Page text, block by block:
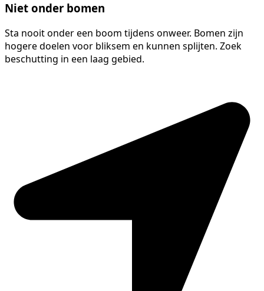
Niet onder bomen
Sta nooit onder een boom tijdens onweer. Bomen zijn
hogere doelen voor bliksem en kunnen splijten. Zoek
beschutting in een laag gebied.